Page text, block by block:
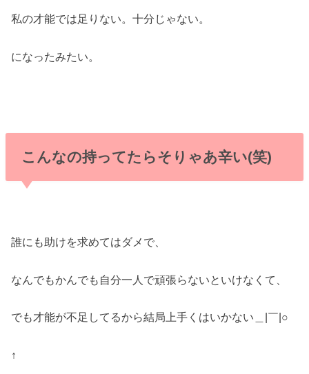
私の才能では足りない。十分じゃない。
になったみたい。
こんなの持ってたらそりゃあ辛い(笑)
誰にも助けを求めてはダメで、
なんでもかんでも自分一人で頑張らないといけなくて、
でも才能が不足してるから結局上手くはいかない＿|￣|○
↑